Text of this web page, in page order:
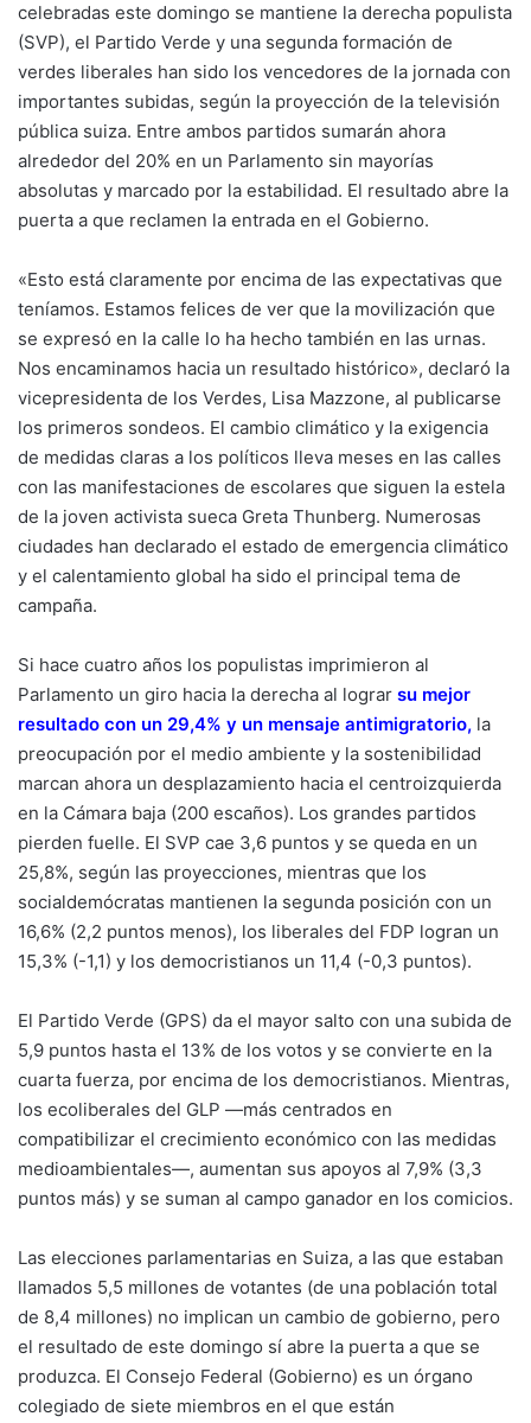
celebradas este domingo se mantiene la derecha populista
(SVP), el Partido Verde y una segunda formación de
verdes liberales han sido los vencedores de la jornada con
importantes subidas, según la proyección de la televisión
pública suiza. Entre ambos partidos sumarán ahora
alrededor del 20% en un Parlamento sin mayorías
absolutas y marcado por la estabilidad. El resultado abre la
puerta a que reclamen la entrada en el Gobierno.
«Esto está claramente por encima de las expectativas que
teníamos. Estamos felices de ver que la movilización que
se expresó en la calle lo ha hecho también en las urnas.
Nos encaminamos hacia un resultado histórico», declaró la
vicepresidenta de los Verdes, Lisa Mazzone, al publicarse
los primeros sondeos. El cambio climático y la exigencia
de medidas claras a los políticos lleva meses en las calles
con las manifestaciones de escolares que siguen la estela
de la joven activista sueca Greta Thunberg. Numerosas
ciudades han declarado el estado de emergencia climático
y el calentamiento global ha sido el principal tema de
campaña.
Si hace cuatro años los populistas imprimieron al
Parlamento un giro hacia la derecha al lograr su mejor
resultado con un 29,4% y un mensaje antimigratorio, la
preocupación por el medio ambiente y la sostenibilidad
marcan ahora un desplazamiento hacia el centroizquierda
en la Cámara baja (200 escaños). Los grandes partidos
pierden fuelle. El SVP cae 3,6 puntos y se queda en un
25,8%, según las proyecciones, mientras que los
socialdemócratas mantienen la segunda posición con un
16,6% (2,2 puntos menos), los liberales del FDP logran un
15,3% (-1,1) y los democristianos un 11,4 (-0,3 puntos).
El Partido Verde (GPS) da el mayor salto con una subida de
5,9 puntos hasta el 13% de los votos y se convierte en la
cuarta fuerza, por encima de los democristianos. Mientras,
los ecoliberales del GLP —más centrados en
compatibilizar el crecimiento económico con las medidas
medioambientales—, aumentan sus apoyos al 7,9% (3,3
puntos más) y se suman al campo ganador en los comicios.
Las elecciones parlamentarias en Suiza, a las que estaban
llamados 5,5 millones de votantes (de una población total
de 8,4 millones) no implican un cambio de gobierno, pero
el resultado de este domingo sí abre la puerta a que se
produzca. El Consejo Federal (Gobierno) es un órgano
colegiado de siete miembros en el que están